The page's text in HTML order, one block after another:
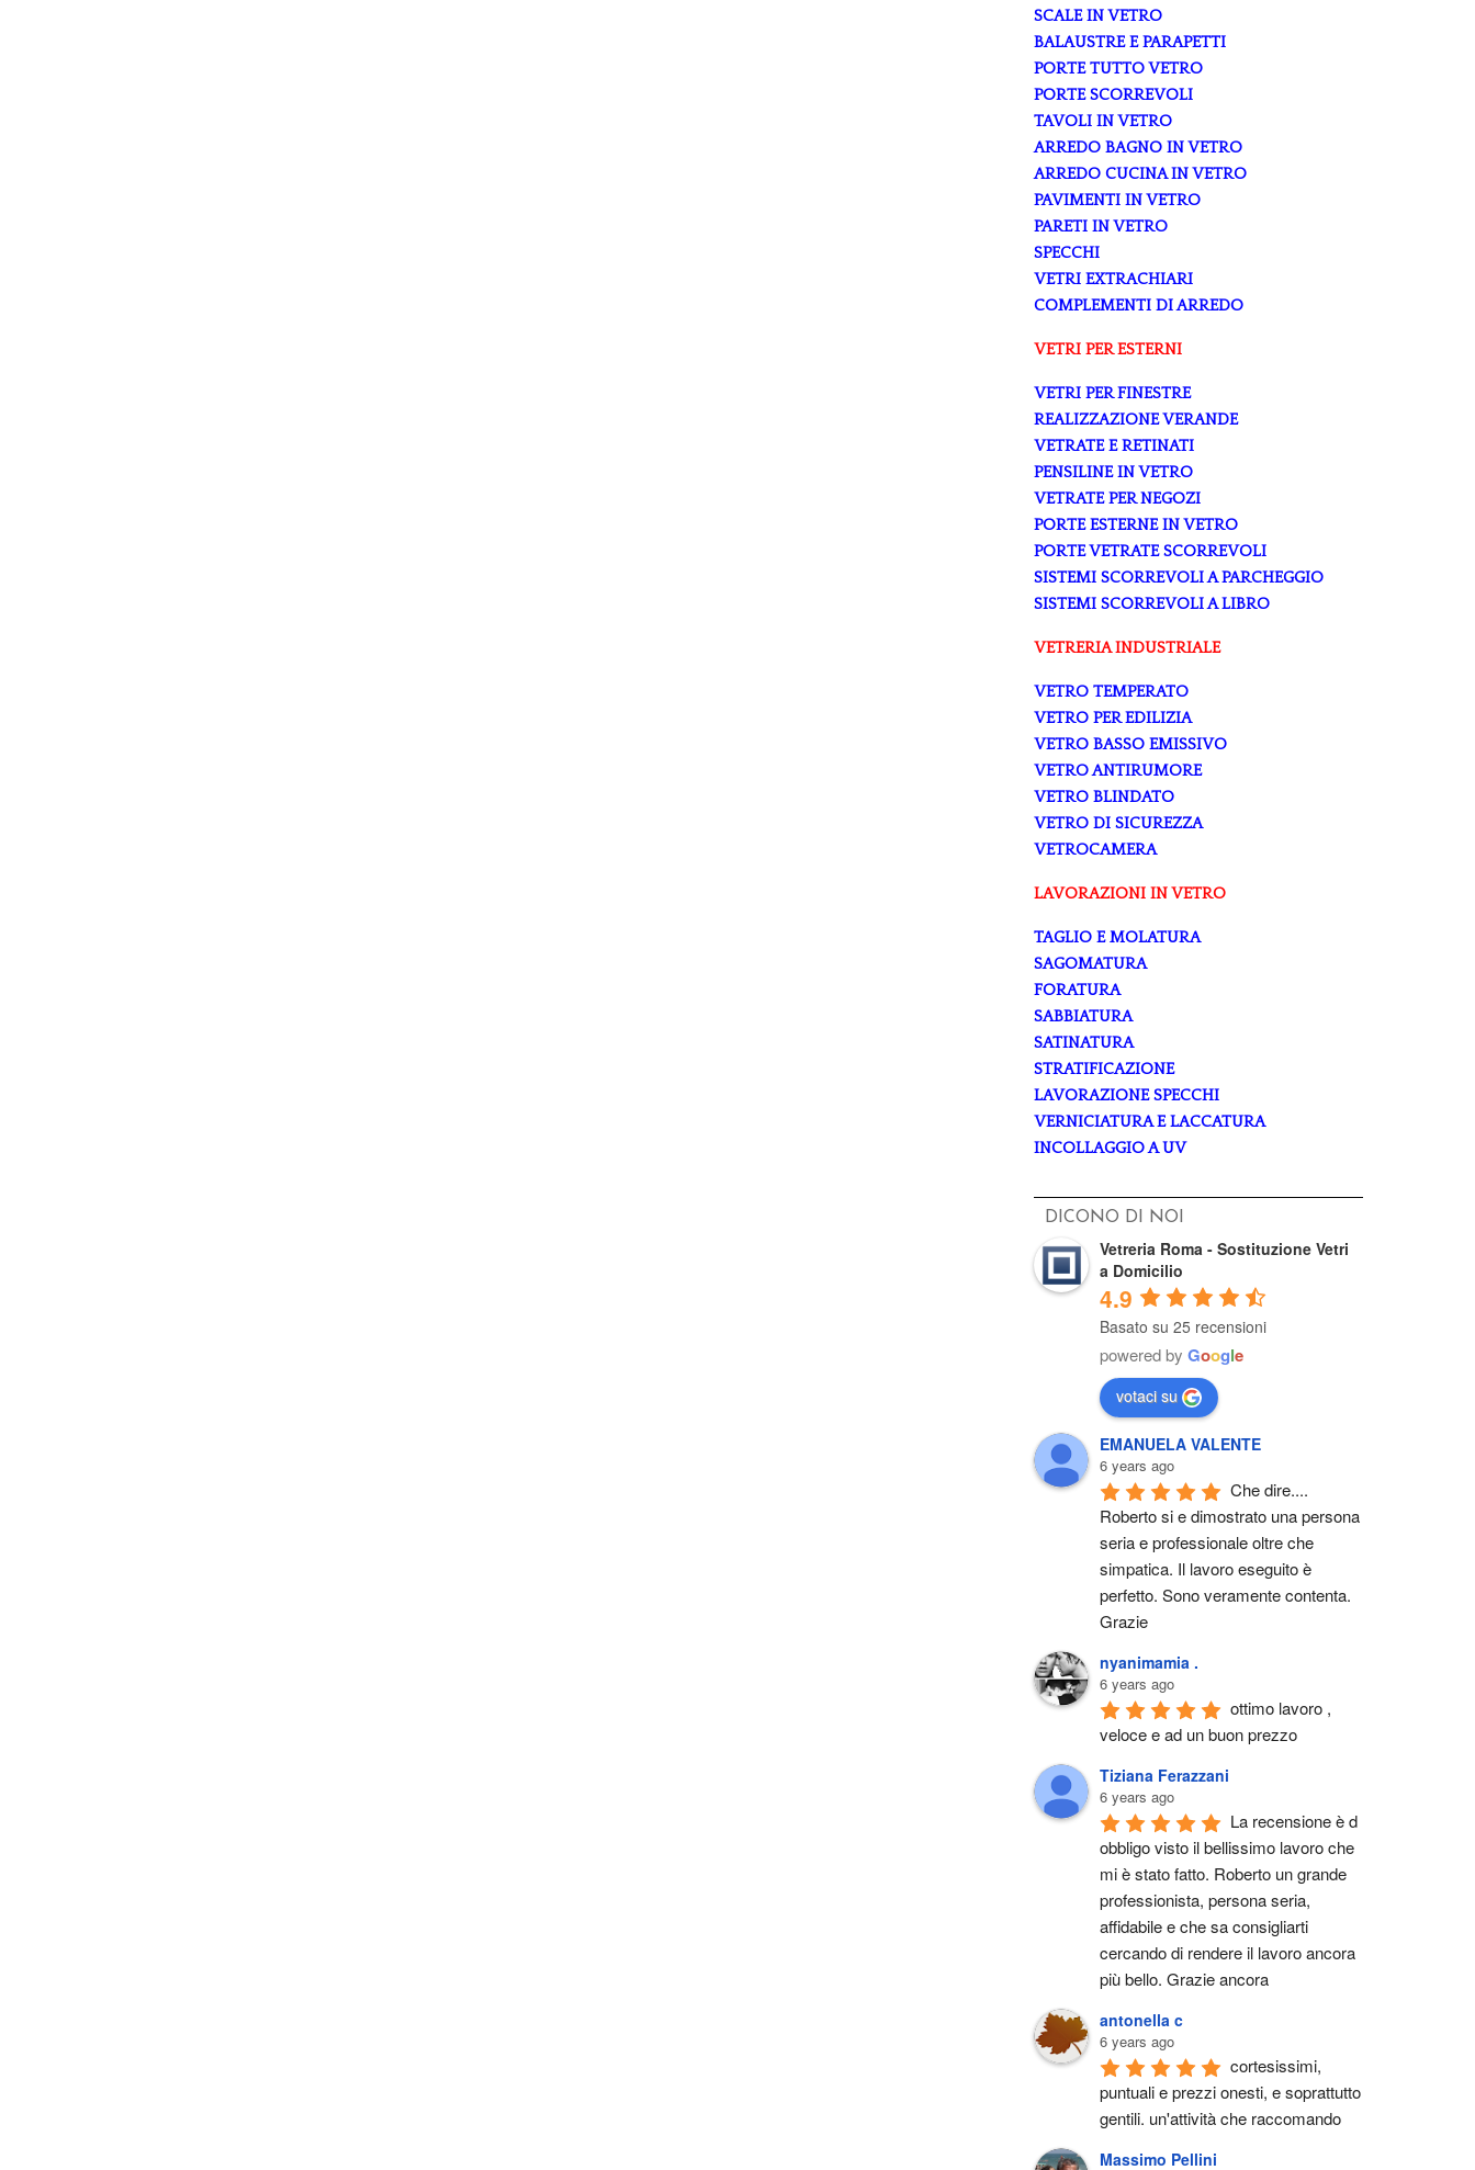
SCALE IN VETRO
BALAUSTRE E PARAPETTI
PORTE TUTTO VETRO
PORTE SCORREVOLI
TAVOLI IN VETRO
ARREDO BAGNO IN VETRO
ARREDO CUCINA IN VETRO
PAVIMENTI IN VETRO
PARETI IN VETRO
SPECCHI
VETRI EXTRACHIARI
COMPLEMENTI DI ARREDO
VETRI PER ESTERNI
VETRI PER FINESTRE
REALIZZAZIONE VERANDE
VETRATE E RETINATI
PENSILINE IN VETRO
VETRATE PER NEGOZI
PORTE ESTERNE IN VETRO
PORTE VETRATE SCORREVOLI
SISTEMI SCORREVOLI A PARCHEGGIO
SISTEMI SCORREVOLI A LIBRO
VETRERIA INDUSTRIALE
VETRO TEMPERATO
VETRO PER EDILIZIA
VETRO BASSO EMISSIVO
VETRO ANTIRUMORE
VETRO BLINDATO
VETRO DI SICUREZZA
VETROCAMERA
LAVORAZIONI IN VETRO
TAGLIO E MOLATURA
SAGOMATURA
FORATURA
SABBIATURA
SATINATURA
STRATIFICAZIONE
LAVORAZIONE SPECCHI
VERNICIATURA E LACCATURA
INCOLLAGGIO A UV
DICONO DI NOI
Vetreria Roma - Sostituzione Vetri
a Domicilio
4.9
Basato su 25 recensioni
powered by Google
votaci su
EMANUELA VALENTE
6 years ago
Che dire....
Roberto si e dimostrato una persona
seria e professionale oltre che
simpatica. Il lavoro eseguito è
perfetto. Sono veramente contenta.
Grazie
nyanimamia .
6 years ago
ottimo lavoro ,
veloce e ad un buon prezzo
Tiziana Ferazzani
6 years ago
La recensione è d
obbligo visto il bellissimo lavoro che
mi è stato fatto. Roberto un grande
professionista, persona seria,
affidabile e che sa consigliarti
cercando di rendere il lavoro ancora
più bello. Grazie ancora
antonella c
6 years ago
cortesissimi,
puntuali e prezzi onesti, e soprattutto
gentili. un'attività che raccomando
Massimo Pellini